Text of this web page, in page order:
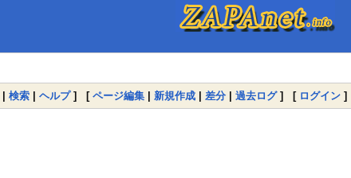
| 検索 | ヘルプ] [ ページ編集 | 新規作成 | 差分 | 過去ログ] [ ログイン ]